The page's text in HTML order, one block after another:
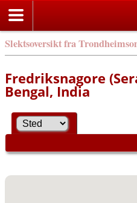
Slektsoversikt fra
Fredriksnagore
Bengal, India